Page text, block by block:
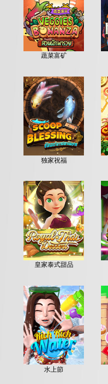
蔬菜富矿
独家祝福
皇家泰式甜品
水上節